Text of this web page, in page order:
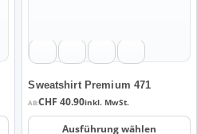
Sweatshirt Premium 471
AB:CHF 40.90inkl. MwSt.
Ausführung wählen
können
auf
der
Produktseite
gewählt